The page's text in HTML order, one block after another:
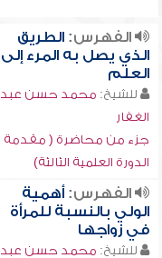
الفهرس:الطريق
الذي يصل به المرء إلى
العلم
للشيخ: محمد حسن عبد
الغفار
جزء من محاضرة ( مقدمة
الدورة العلمية الثالثة)
الفهرس:أهمية
الولي بالنسبة للمرأة
في زواجها
للشيخ: محمد حسن عبد